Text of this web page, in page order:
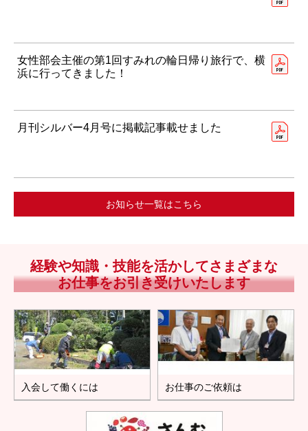
女性部会主催の第1回すみれの輪日帰り旅行で、横
浜に行ってきました！
月刊シルバー4月号に掲載記事載せました
お知らせ一覧はこちら
経験や知識・技能を活かしてさまざまな
お仕事をお引き受けいたします
入会して働くには お仕事のご依頼は